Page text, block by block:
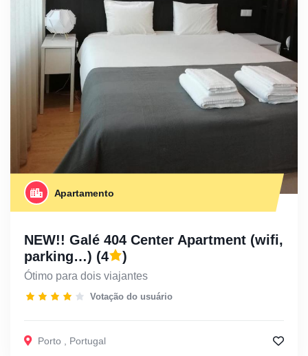
Apartamento
NEW!! Galé 404 Center Apartment (wifi,
parking…) (4 )
Ótimo para dois viajantes
Votação do usuário
Porto , Portugal